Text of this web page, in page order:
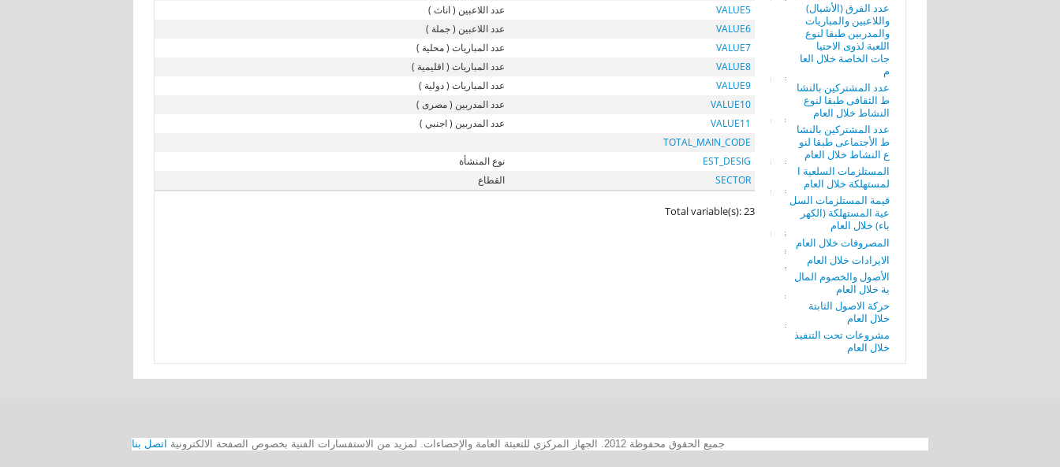
عدد الفرق (الأشبال)
واللاعبين والمباريات
والمدربين طبقا لنوع
اللعبة لذوى الاحتيا
جات الخاصة خلال العا
م
عدد المشتركين بالنشا
ط الثقافى طبقا لنوع
النشاط خلال العام
عدد المشتركين بالنشا
ط الأجتماعى طبقا لنو
ع النشاط خلال العام
المستلزمات السلعية ا
لمستهلكة خلال العام
قيمة المستلزمات السل
عية المستهلكة (الكهر
باء) خلال العام
المصروفات خلال العام
الايرادات خلال العام
الأصول والخصوم المال
ية خلال العام
حركة الاصول الثابتة
خلال العام
مشروعات تحت التنفيذ
خلال العام
VALUE5
عدد اللاعبين ( اناث )
VALUE6
عدد اللاعبين ( جملة )
VALUE7
عدد المباريات ( محلية )
VALUE8
عدد المباريات ( اقليمية )
VALUE9
عدد المباريات ( دولية )
VALUE10
عدد المدربين ( مصرى )
VALUE11
عدد المدربين ( اجنبي )
TOTAL_MAIN_CODE
EST_DESIG
نوع المنشأة
SECTOR
القطاع
Total variable(s): 23
جميع الحقوق محفوظة 2012. الجهاز المركزي للتعبئة العامة والإحصاءات. لمزيد من الاستفسارات الفنية بخصوص الصفحة الالكترونية اتصل بنا